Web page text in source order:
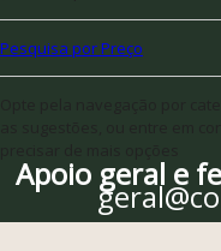
Pesquisa por Preço
Apoio geral e